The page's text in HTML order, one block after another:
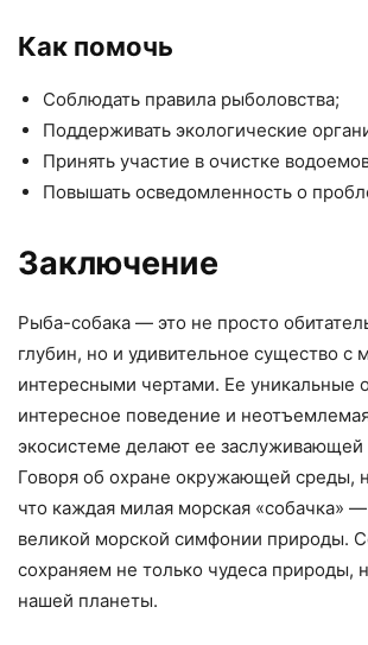
Как помочь
Соблюдать правила рыболовства;
Поддерживать экологические
Принять участие в очистке
Повышать осведомленность о
Заключение
Рыба-собака — это не просто
глубин, но и удивительное существо с
интересными чертами. Ее уникальные
интересное поведение и
экосистеме делают ее заслуживающей
Говоря об охране окружающей среды,
что каждая милая морская «собачка» —
великой морской симфонии природы.
сохраняем не только чудеса природы,
нашей планеты.